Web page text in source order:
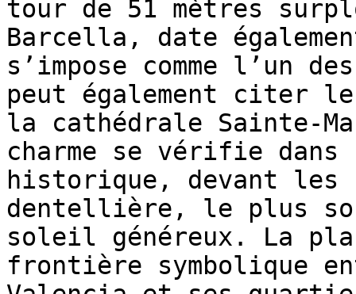
tour de 51 mètres
Barcella, date
s’impose comme l’un
peut également citer
la cathédrale Sainte-
charme se vérifie
historique, devant les
dentellière, le plus
soleil généreux. La
frontière symbolique